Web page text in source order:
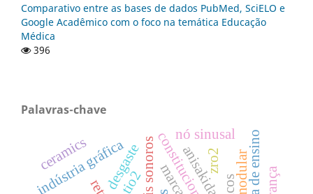
Comparativo entre as bases de dados PubMed, SciELO e
Google Acadêmico com o foco na temática Educação
Médica
396
Palavras-chave
desgaste
indústria gráfica anisakidae
ceramics zro2
nó sinusal